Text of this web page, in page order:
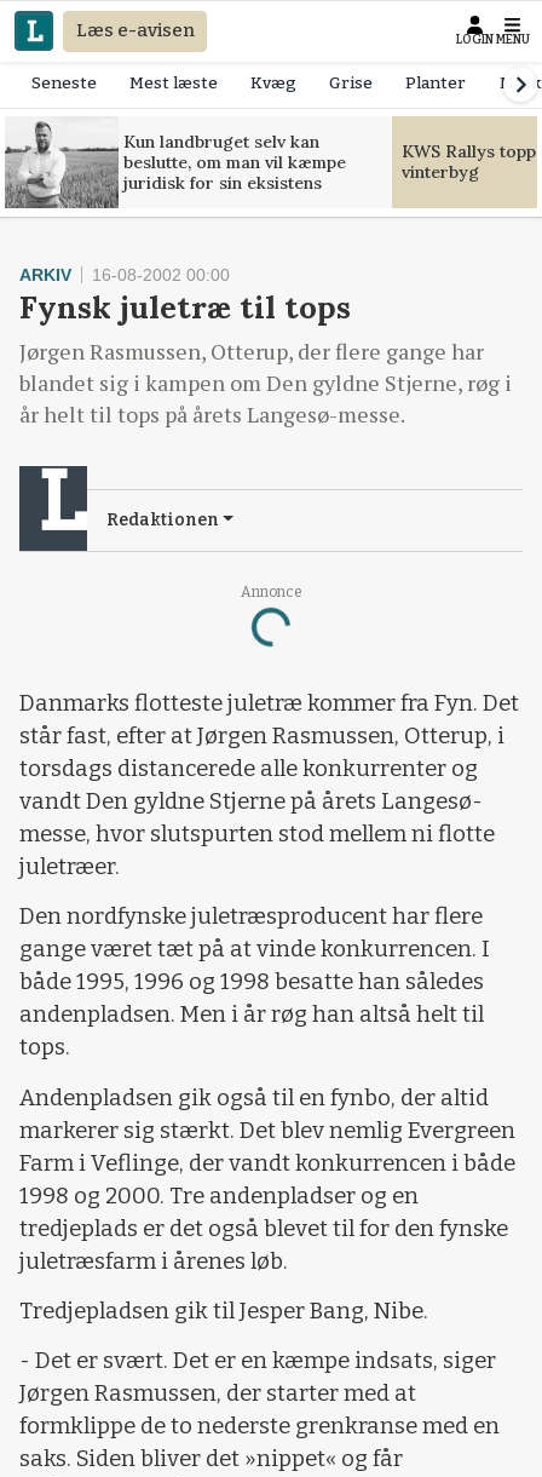
Læs e-avisen LOGIN MENU
Seneste Mest læste Kvæg Grise Planter
Kun landbruget selv kan
beslutte, om man vil kæmpe
juridisk for sin eksistens
KWS Rallys
vinterbyg
Annonce
Loading...
ARKIV 16-08-2002 00:00
Fynsk juletræ til tops
Jørgen Rasmussen, Otterup, der flere gange har
blandet sig i kampen om Den gyldne Stjerne, røg i
år helt til tops på årets Langesø-messe.
Redaktionen
Danmarks flotteste juletræ kommer fra Fyn. Det
står fast, efter at Jørgen Rasmussen, Otterup, i
torsdags distancerede alle konkurrenter og
vandt Den gyldne Stjerne på årets Langesø-
messe, hvor slutspurten stod mellem ni flotte
juletræer.
Den nordfynske juletræsproducent har flere
gange været tæt på at vinde konkurrencen. I
både 1995, 1996 og 1998 besatte han således
andenpladsen. Men i år røg han altså helt til
tops.
Andenpladsen gik også til en fynbo, der altid
markerer sig stærkt. Det blev nemlig Evergreen
Farm i Veflinge, der vandt konkurrencen i både
1998 og 2000. Tre andenpladser og en
tredjeplads er det også blevet til for den fynske
juletræsfarm i årenes løb.
Tredjepladsen gik til Jesper Bang, Nibe.
- Det er svært. Det er en kæmpe indsats, siger
Jørgen Rasmussen, der starter med at
formklippe de to nederste grenkranse med en
saks. Siden bliver det »nippet« og får